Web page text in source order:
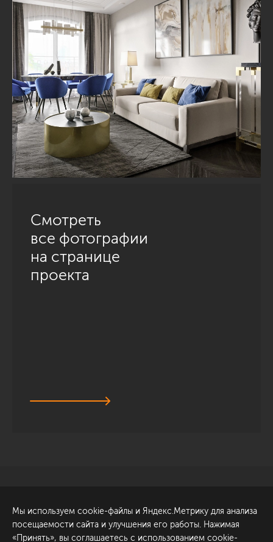
Смотреть
все фотографии
на странице
проекта
Обсудить проект
ул. Академика Павлова, 6
к1
Мы используем cookie-файлы и Яндекс.Метрику для анализа
посещаемости сайта и улучшения его работы. Нажимая
«Принять», вы соглашаетесь с использованием cookie-